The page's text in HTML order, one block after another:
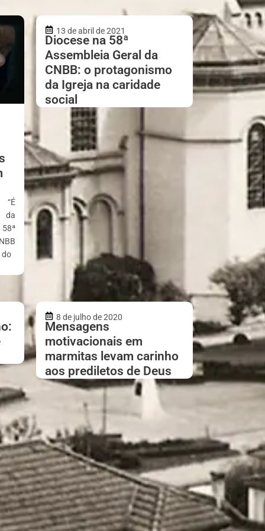
“É
da
do
13 de abril de 2021
Diocese na 58ª
Assembleia Geral da
CNBB: o protagonismo
da Igreja na caridade
social
8 de julho de 2020
Mensagens
motivacionais em
marmitas levam carinho
aos prediletos de Deus